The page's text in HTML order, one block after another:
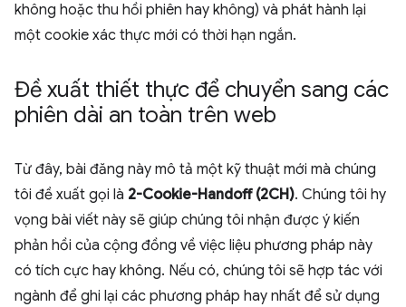
không hoặc thu hồi phiên hay không) và phát hành lại
một cookie xác thực mới có thời hạn ngắn.
Đề xuất thiết thực để chuyển sang các
phiên dài an toàn trên web
Từ đây, bài đăng này mô tả một kỹ thuật mới mà chúng
tôi đề xuất gọi là 2-Cookie-Handoff (2CH). Chúng tôi hy
vọng bài viết này sẽ giúp chúng tôi nhận được ý kiến
phản hồi của cộng đồng về việc liệu phương pháp này
có tích cực hay không. Nếu có, chúng tôi sẽ hợp tác với
ngành để ghi lại các phương pháp hay nhất để sử dụng